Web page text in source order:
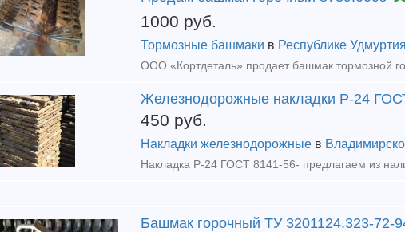
1000 руб.
Тормозные башмаки в Республике Удмуртия
Железнодорожные накладки Р-24
450 руб.
Накладки железнодорожные в
Башмак горочный ТУ 3201124.323-72-